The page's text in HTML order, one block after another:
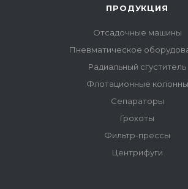
ПРОДУКЦИЯ
Отсадочные машины
Пневматическое
Радиальный сгуститель
Флотационные колонны
Сепараторы
Грохоты
Фильтр-прессы
Центрифуги